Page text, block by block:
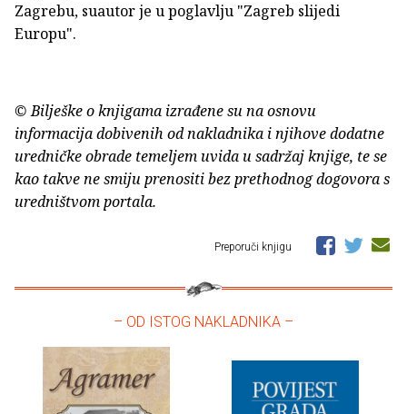
Zagrebu, suautor je u poglavlju "Zagreb slijedi
Europu".
© Bilješke o knjigama izrađene su na osnovu
informacija dobivenih od nakladnika i njihove dodatne
uredničke obrade temeljem uvida u sadržaj knjige, te se
kao takve ne smiju prenositi bez prethodnog dogovora s
uredništvom portala.
Preporuči knjigu
– OD ISTOG NAKLADNIKA –